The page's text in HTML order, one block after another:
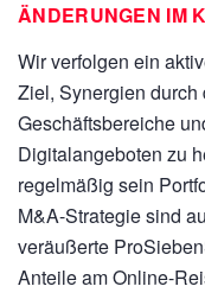
ÄNDERUNGEN IM
Wir verfolgen ein
Ziel, Synergien durch
Geschäftsbereiche
Digitalangeboten zu
regelmäßig sein
M&A-Strategie sind
veräußerte
Anteile am Online-